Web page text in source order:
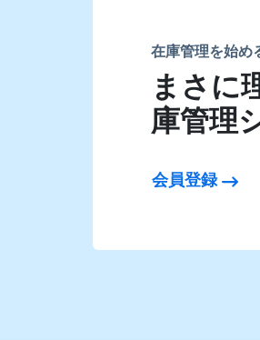
在庫管理を始め
まさに
庫管理
会員登録